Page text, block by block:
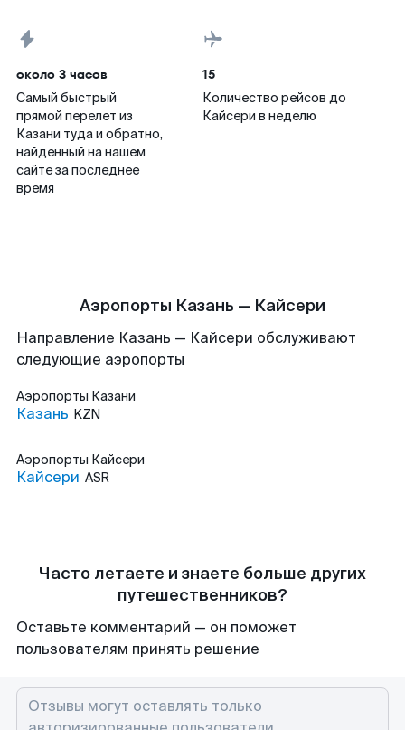
около 3 часов
Самый быстрый
прямой перелет из
Казани туда и обратно,
найденный на нашем
сайте за последнее
время
15
Количество рейсов до
Кайсери в неделю
Аэропорты Казань — Кайсери
Направление Казань — Кайсери обслуживают
следующие аэропорты
Аэропорты Казани
Казань KZN
Аэропорты Кайсери
Кайсери ASR
Часто летаете и знаете больше других
путешественников?
Оставьте комментарий — он поможет
пользователям принять решение